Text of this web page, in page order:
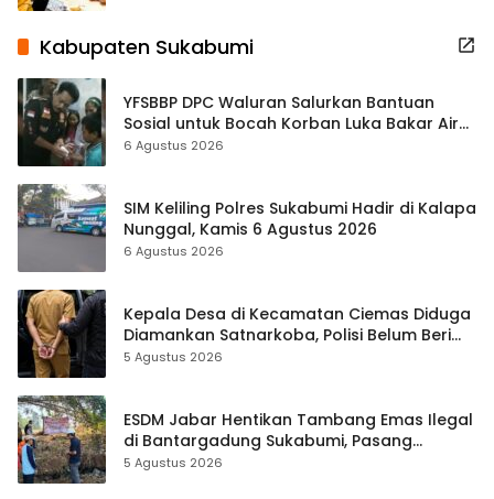
Kabupaten Sukabumi
YFSBBP DPC Waluran Salurkan Bantuan
Sosial untuk Bocah Korban Luka Bakar Air
Panas
6 Agustus 2026
SIM Keliling Polres Sukabumi Hadir di Kalapa
Nunggal, Kamis 6 Agustus 2026
6 Agustus 2026
Kepala Desa di Kecamatan Ciemas Diduga
Diamankan Satnarkoba, Polisi Belum Beri
Penjelasan Resmi
5 Agustus 2026
ESDM Jabar Hentikan Tambang Emas Ilegal
di Bantargadung Sukabumi, Pasang
Spanduk Larangan
5 Agustus 2026